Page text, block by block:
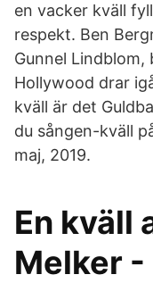
en vacker kväll
respekt. Ben
Gunnel
Hollywood drar
kväll är det
du sången-kväll
maj, 2019.
En kväll
Melker -